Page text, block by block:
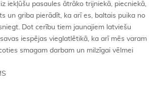
iekļūšu pasaules ātrāko trijniekā, piecniekā,
un griba pierādīt, ka arī es, baltais puika no
Dot cerību tiem jaunajiem latviešu
iespējas vieglatlētikā, ka arī mēs varam
smagam darbam un milzīgai vēlmei